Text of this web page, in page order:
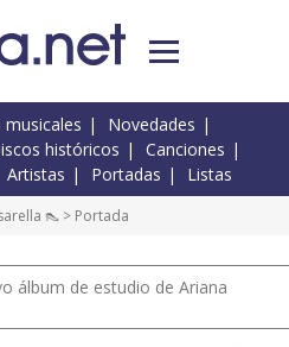
Novedades
históricos
Canciones
Artistas Portadas Listas
👠 > Portada
álbum de estudio de Ariana